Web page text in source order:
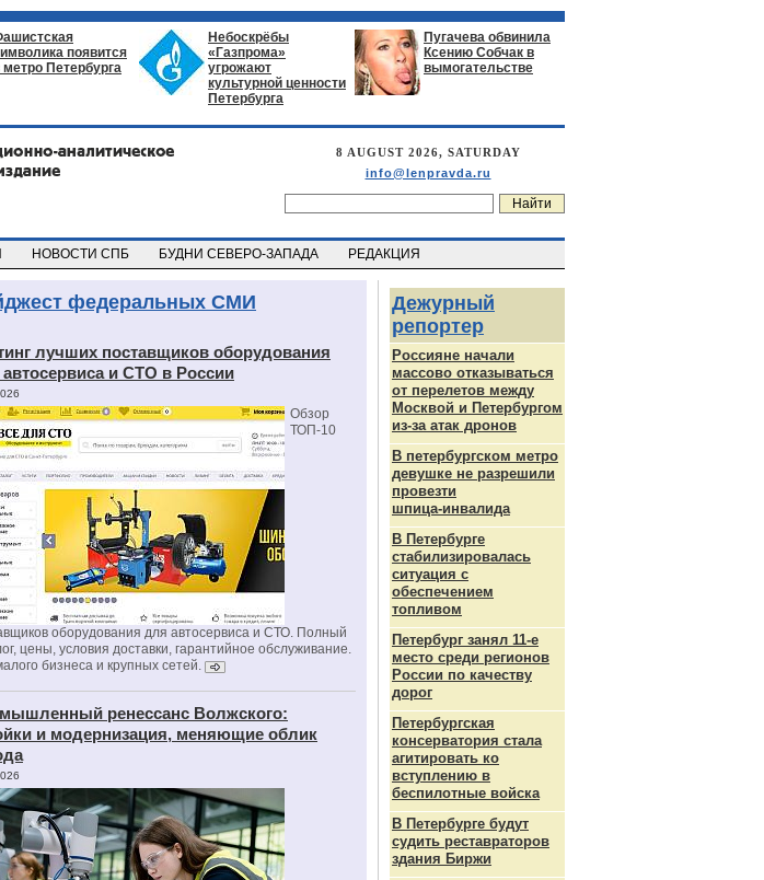
появится
метро Петербурга
Небоскрёбы
«Газпрома»
угрожают
культурной ценности
Петербурга
Пугачева обвинила
Ксению Собчак в
вымогательстве
8 AUGUST 2026, SATURDAY
info@lenpravda.ru
НОВОСТИ СПБ БУДНИ СЕВЕРО-ЗАПАДА РЕДАКЦИЯ
федеральных СМИ
лучших поставщиков оборудования
и СТО в России
Обзор
ТОП-10
оборудования для автосервиса и СТО. Полный
цены, условия доставки, гарантийное обслуживание.
бизнеса и крупных сетей.
ренессанс Волжского:
и модернизация, меняющие облик
Дежурный
репортер
Россияне начали
массово отказываться
от перелетов между
Москвой и Петербургом
из-за атак дронов
В петербургском метро
девушке не разрешили
провезти
шпица‑инвалида
В Петербурге
стабилизировалась
ситуация с
обеспечением
топливом
Петербург занял 11-е
место среди регионов
России по качеству
дорог
Петербургская
консерватория стала
агитировать ко
вступлению в
беспилотные войска
В Петербурге будут
судить реставраторов
здания Биржи